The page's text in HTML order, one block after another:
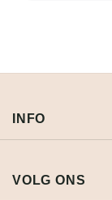
INFO
VOLG ONS